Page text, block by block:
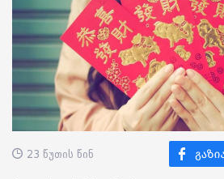
23 წუთის წინ